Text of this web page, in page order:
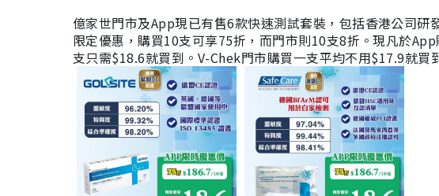
億家世門市及App現已有售6款快速測試套裝，包括香港公司
限定優惠，購買10支可享75折，而門市則10支8折。現凡於
支只需$18.6就買到。V-Chek門市購買一支平均不用$17.9就買